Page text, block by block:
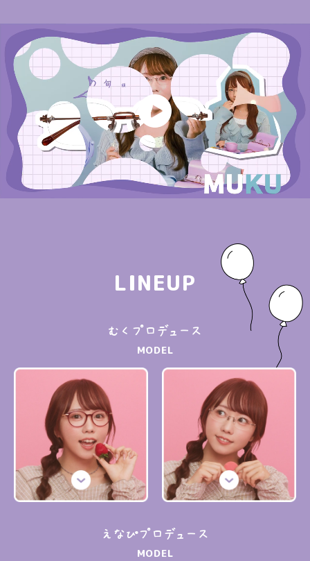
LINEUP
むくプロデュース
MODEL
えなぴプロデュース
MODEL